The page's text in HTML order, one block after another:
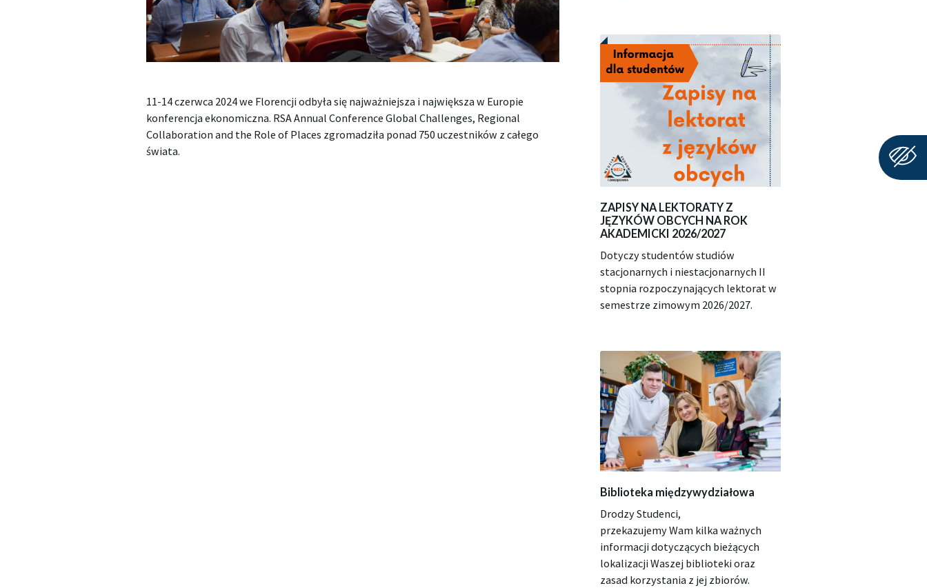
11-14 czerwca 2024 we Florencji odbyła się najważniejsza i największa w Europie
konferencja ekonomiczna. RSA Annual Conference Global Challenges, Regional
Collaboration and the Role of Places zgromadziła ponad 750 uczestników z całego
świata.
ZAPISY NA LEKTORATY Z
JĘZYKÓW OBCYCH NA ROK
AKADEMICKI 2026/2027
Dotyczy studentów studiów
stacjonarnych i niestacjonarnych II
stopnia rozpoczynających lektorat w
semestrze zimowym 2026/2027.
Biblioteka międzywydziałowa
Drodzy Studenci,
przekazujemy Wam kilka ważnych
informacji dotyczących bieżących
lokalizacji Waszej biblioteki oraz
zasad korzystania z jej zbiorów.